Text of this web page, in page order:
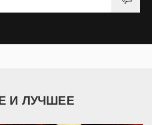
И ЛУЧШЕЕ